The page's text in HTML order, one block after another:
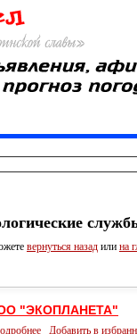
вернуться назад или на
"ЭКОПЛАНЕТА"
Добавить в